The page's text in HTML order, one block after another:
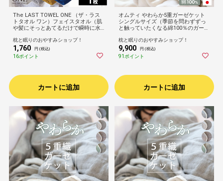
The LAST TOWEL ONE （ザ・ラス
トタオル ワン）フェイスタオル（肌
や髪にそっとあてるだけで瞬時に水
ぶタオル）洗顔 手拭き ふんわり ふ
かふか 柔らかい 速乾 吸水 日本製 高
品質 高級 ホテル プレゼント ギフト
ゴワつかない 32×90cm
枕と眠りのおやすみショップ！
1,760 円 (税込)
16ポイント
カートに追加
オムティ やわらか5重ガーゼケット
シングルサイズ（季節を問わずずっ
と触っていたくなる綿100％のガーゼ
200cm 日本製 洗える リバーシブル
インテリア おしゃれ 大人 子供 リビ
ング オフィス 寝室 体温 調節 調整 夏
冬 冷房 寝冷え 対策
枕と眠りのおやすみショップ！
9,900 円 (税込)
91ポイント
カートに追加